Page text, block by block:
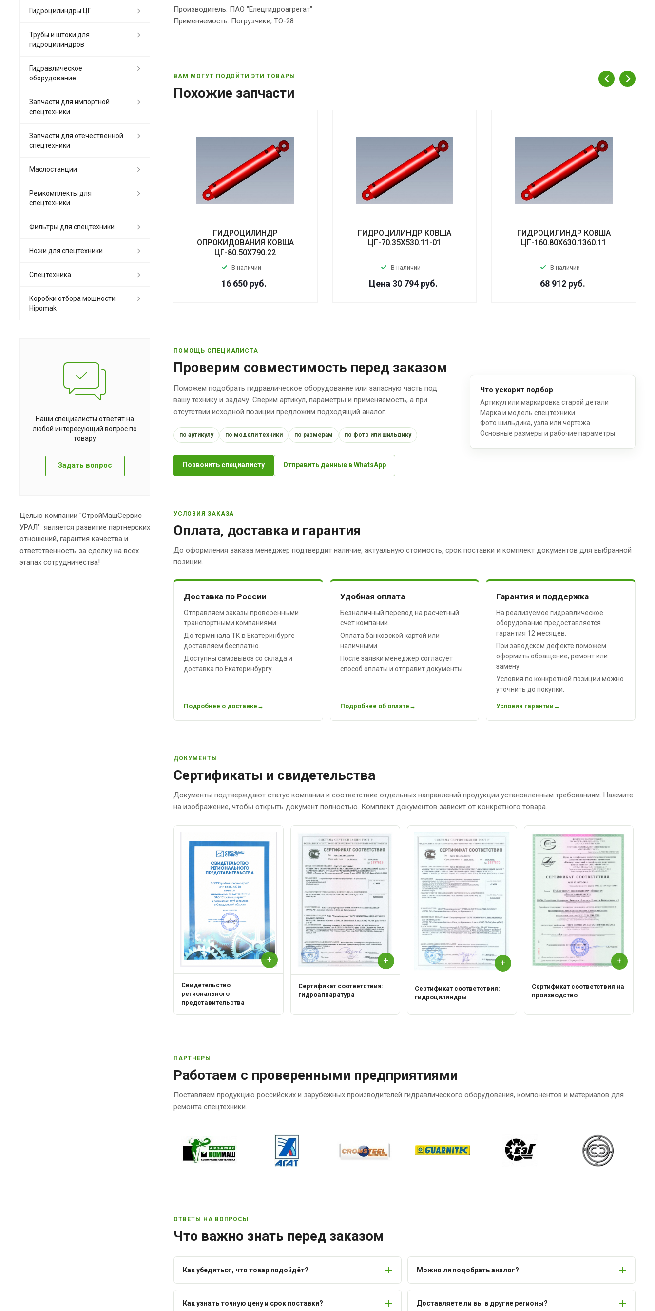
Производитель: ПАО "Елецгидроагрегат"
Применяемость: Погрузчики, ТО-28
ВАМ МОГУТ ПОДОЙТИ ЭТИ ТОВАРЫ
Похожие запчасти
ГИДРОЦИЛИНДР
ОПРОКИДОВАНИЯ КОВША
ЦГ-80.50Х790.22
В наличии
16 650 руб.
ГИДРОЦИЛИНДР КОВША
ЦГ-70.35Х530.11-01
В наличии
Цена 30 794 руб.
ГИДРОЦИЛИНДР КОВША
ЦГ-160.80Х630.1360.11
В наличии
68 912 руб.
ПОМОЩЬ СПЕЦИАЛИСТА
Проверим совместимость перед заказом
Поможем подобрать гидравлическое оборудование или запасную часть под
вашу технику и задачу. Сверим артикул, параметры и применяемость, а при
отсутствии исходной позиции предложим подходящий аналог.
по артикулу по модели техники по размерам по фото или шильдику
Позвонить специалисту Отправить данные в WhatsApp
Что ускорит подбор
Артикул или маркировка старой детали
Марка и модель спецтехники
Фото шильдика, узла или чертежа
Основные размеры и рабочие параметры
УСЛОВИЯ ЗАКАЗА
Оплата, доставка и гарантия
До оформления заказа менеджер подтвердит наличие, актуальную стоимость, срок поставки и комплект документов для выбранной
позиции.
Доставка по России
Отправляем заказы проверенными
транспортными компаниями.
До терминала ТК в Екатеринбурге
доставляем бесплатно.
Доступны самовывоз со склада и
доставка по Екатеринбургу.
Подробнее о доставке
Удобная оплата
Безналичный перевод на расчётный
счёт компании.
Оплата банковской картой или
наличными.
После заявки менеджер согласует
способ оплаты и отправит документы.
Подробнее об оплате
Гарантия и поддержка
На реализуемое гидравлическое
оборудование предоставляется
гарантия 12 месяцев.
При заводском дефекте поможем
оформить обращение, ремонт или
замену.
Условия по конкретной позиции можно
уточнить до покупки.
Условия гарантии
ДОКУМЕНТЫ
Сертификаты и свидетельства
Документы подтверждают статус компании и соответствие отдельных направлений продукции установленным требованиям. Нажмите
на изображение, чтобы открыть документ полностью. Комплект документов зависит от конкретного товара.
+
Свидетельство
регионального
представительства
+
Сертификат соответствия:
гидроаппаратура
+
Сертификат соответствия:
гидроцилиндры
+
Сертификат соответствия на
производство
ПАРТНЕРЫ
Работаем с проверенными предприятиями
Поставляем продукцию российских и зарубежных производителей гидравлического оборудования, компонентов и материалов для
ремонта спецтехники.
ОТВЕТЫ НА ВОПРОСЫ
Что важно знать перед заказом
Как убедиться, что товар подойдёт? Можно ли подобрать аналог?
Как узнать точную цену и срок поставки? Доставляете ли вы в другие регионы?
Гидроцилиндры ЦГ
Трубы и штоки для
гидроцилиндров
Гидравлическое
оборудование
Запчасти для импортной
спецтехники
Запчасти для отечественной
спецтехники
Маслостанции
Ремкомплекты для
спецтехники
Фильтры для спецтехники
Ножи для спецтехники
Спецтехника
Коробки отбора мощности
Hipomak
Наши специалисты ответят на
любой интересующий вопрос по
товару
Задать вопрос
Целью компании "СтройМашСервис-
УРАЛ" является развитие партнерских
отношений, гарантия качества и
ответственность за сделку на всех
этапах сотрудничества!